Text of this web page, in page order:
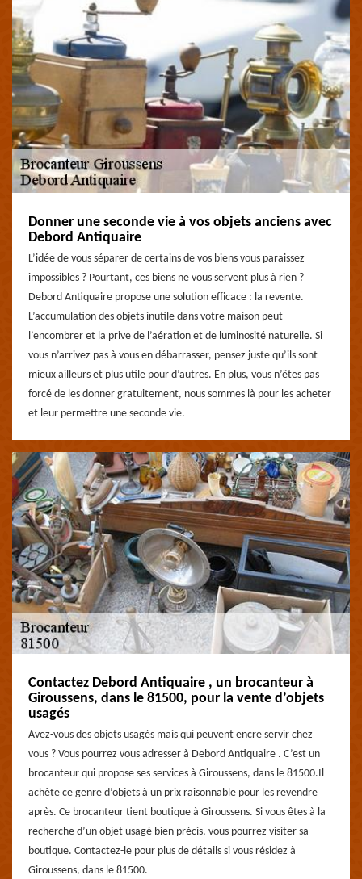
Donner une seconde vie à vos objets anciens avec
Debord Antiquaire
L’idée de vous séparer de certains de vos biens vous paraissez
impossibles ? Pourtant, ces biens ne vous servent plus à rien ?
Debord Antiquaire propose une solution efficace : la revente.
L’accumulation des objets inutile dans votre maison peut
l’encombrer et la prive de l’aération et de luminosité naturelle. Si
vous n’arrivez pas à vous en débarrasser, pensez juste qu’ils sont
mieux ailleurs et plus utile pour d’autres. En plus, vous n’êtes pas
forcé de les donner gratuitement, nous sommes là pour les acheter
et leur permettre une seconde vie.
Contactez Debord Antiquaire , un brocanteur à
Giroussens, dans le 81500, pour la vente d’objets
usagés
Avez-vous des objets usagés mais qui peuvent encre servir chez
vous ? Vous pourrez vous adresser à Debord Antiquaire . C’est un
brocanteur qui propose ses services à Giroussens, dans le 81500.Il
achète ce genre d’objets à un prix raisonnable pour les revendre
après. Ce brocanteur tient boutique à Giroussens. Si vous êtes à la
recherche d’un objet usagé bien précis, vous pourrez visiter sa
boutique. Contactez-le pour plus de détails si vous résidez à
Giroussens, dans le 81500.